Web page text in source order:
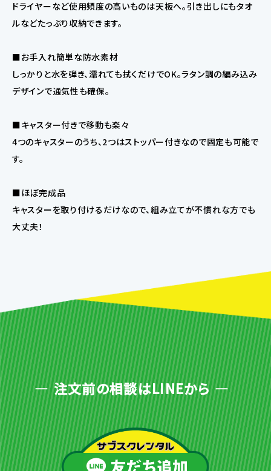
ドライヤーなど使用頻度の高いものは天板へ。引き出しにもタオ
ルなどたっぷり収納できます。
■お手入れ簡単な防水素材
しっかりと水を弾き、濡れても拭くだけでOK。ラタン調の編み込み
デザインで通気性も確保。
■キャスター付きで移動も楽々
4つのキャスターのうち、2つはストッパー付きなので固定も可能で
す。
■ほぼ完成品
キャスターを取り付けるだけなので、組み立てが不慣れな方でも
大丈夫！
注文前の相談はLINEから